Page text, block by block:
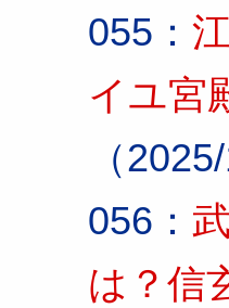
055：
イユ宮
（
056：
は？信